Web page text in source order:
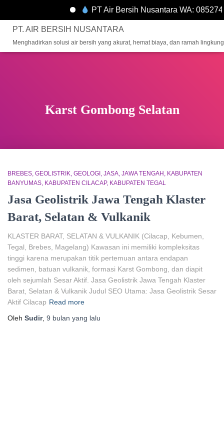
PT Air Bersih Nusantara WA:
PT. AIR BERSIH NUSANTARA
Menghadirkan solusi air bersih yang akurat, hemat biaya, dan ramah
Karst Gombong Selatan
BREBES GEOLISTRIK GEOLOGI JASA JAWA TENGAH
KABUPATEN
BANYUMAS KABUPATEN CILACAP KABUPATEN TEGAL
Jasa Geolistrik Jawa Tengah Klaster
Barat, Selatan & Vulkanik
KLASTER BARAT, SELATAN & VULKANIK (Cilacap, Kebumen,
Tegal, Brebes, Magelang) Kawasan ini memiliki kompleksitas
tinggi karena merupakan titik pertemuan antara endapan
sedimen, batuan vulkanik, formasi Karst Gombong, dan diapit
oleh sejumlah Sesar Aktif. Jasa Geolistrik Jawa Tengah Klaster
Barat, Selatan & Vulkanik Judul SEO Utama: Jasa Geolistrik Sesar
Aktif Cilacap Read more
Oleh Sudir, 9 bulan yang lalu